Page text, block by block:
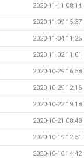
2020-11-11 08:14
2020-11-09 15:37
2020-11-04 11:25
2020-11-02 11:01
2020-10-29 16:58
2020-10-29 12:16
2020-10-22 19:18
2020-10-21 08:48
2020-10-19 12:51
2020-10-16 14:42